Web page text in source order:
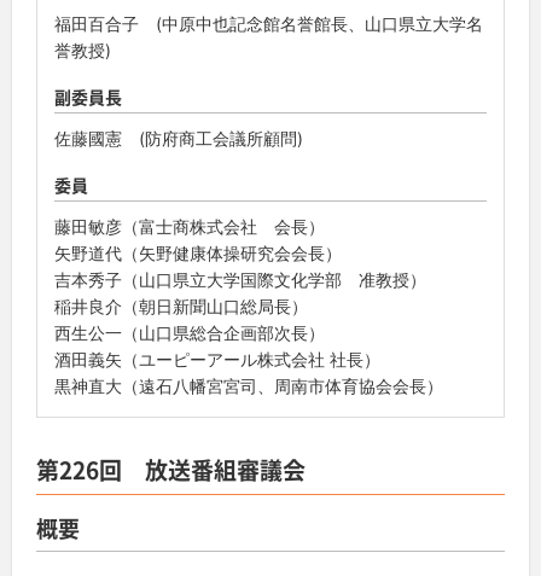
福田百合子 (中原中也記念館名誉館長、山口県立大学名
誉教授)
副委員長
佐藤國憲 (防府商工会議所顧問)
委員
藤田敏彦（富士商株式会社 会長）
矢野道代（矢野健康体操研究会会長）
吉本秀子（山口県立大学国際文化学部 准教授）
稲井良介（朝日新聞山口総局長）
西生公一（山口県総合企画部次長）
酒田義矢（ユーピーアール株式会社 社長）
黒神直大（遠石八幡宮宮司、周南市体育協会会長）
第226回 放送番組審議会
概要